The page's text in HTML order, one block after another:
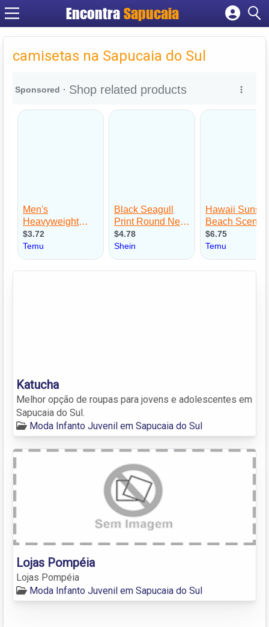
Encontra
Cadastrar empresa
Criar conta
camisetas na Sapucaia do Sul
Katucha
Melhor opção de roupas para jovens e adolescentes em
Sapucaia do Sul.
Moda Infanto Juvenil em Sapucaia do Sul
Lojas Pompéia
Lojas Pompéia
Moda Infanto Juvenil em Sapucaia do Sul